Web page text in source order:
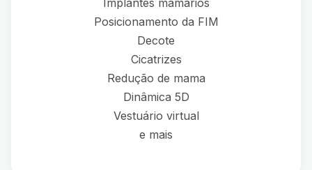
Implantes mamários
Posicionamento da FIM
Decote
Cicatrizes
Redução de mama
Dinâmica 5D
Vestuário virtual
e mais